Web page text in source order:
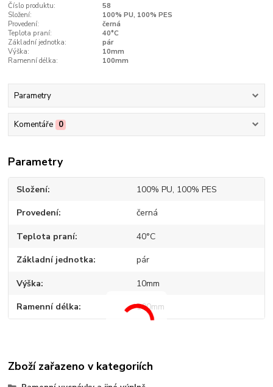
Číslo produktu:
58
Složení:
100% PU, 100% PES
Provedení:
černá
Teplota praní:
40°C
Základní jednotka:
pár
Výška:
10mm
Ramenní délka:
100mm
Parametry
Komentáře 0
Parametry
Složení 100% PU, 100% PES
Provedení černá
Teplota praní 40°C
Základní jednotka pár
Výška 10mm
Ramenní délka 100mm
Zboží zařazeno v kategoriích